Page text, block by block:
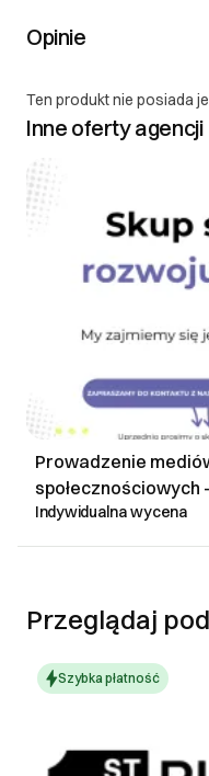
Opinie
Ten produkt nie posiada
Inne oferty agencji
Prowadzenie
społecznościowych
Instagram lub LinkedIn
Indywidualna wycena
Przeglądaj
Szybka płatność